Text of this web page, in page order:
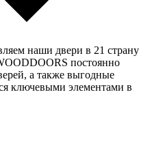
наши двери в 21 страну
постоянно
а также выгодные
ключевыми элементами в